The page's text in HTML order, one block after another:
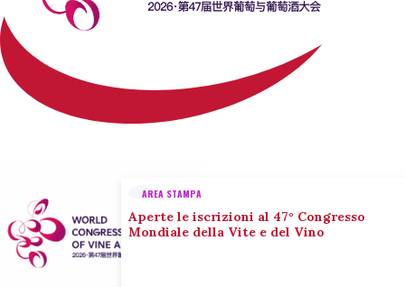
AREA STAMPA
Aperte le iscrizioni al 47° Congresso
Mondiale della Vite e del Vino